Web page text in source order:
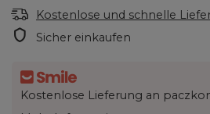
Kostenlose und schnelle
Sicher einkaufen
Kostenlose Lieferung an